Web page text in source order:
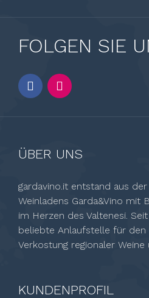
FOLGEN SIE
ÜBER UNS
gardavino.it entstand aus
Weinladens Garda&Vino mit
im Herzen des Valtenesi.
beliebte Anlaufstelle für den
Verkostung regionaler Weine
KUNDENPROFIL